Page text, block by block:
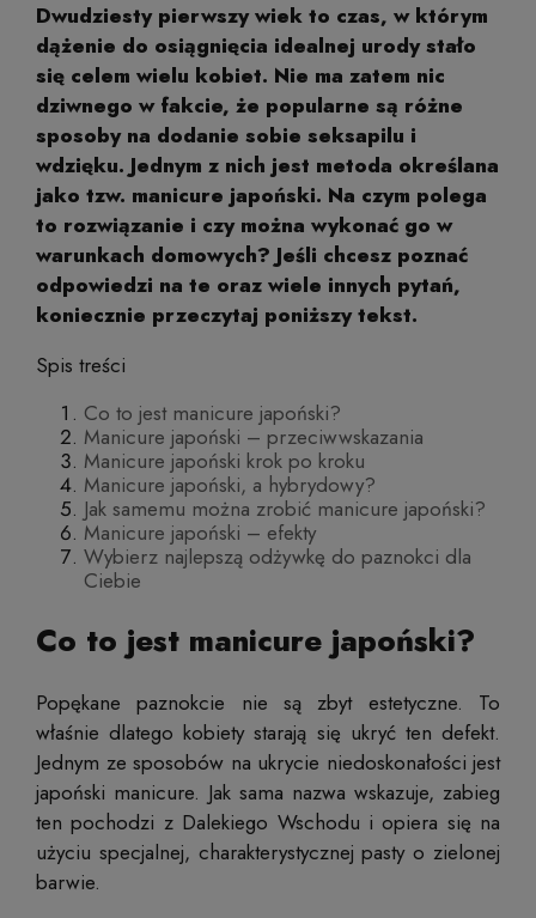
Dwudziesty pierwszy wiek to czas, w którym
dążenie do osiągnięcia idealnej urody stało
się celem wielu kobiet. Nie ma zatem nic
dziwnego w fakcie, że popularne są różne
sposoby na dodanie sobie seksapilu i
wdzięku. Jednym z nich jest metoda określana
jako tzw. manicure japoński. Na czym polega
to rozwiązanie i czy można wykonać go w
warunkach domowych? Jeśli chcesz poznać
odpowiedzi na te oraz wiele innych pytań,
koniecznie przeczytaj poniższy tekst.
Spis treści
Co to jest manicure japoński?
Manicure japoński – przeciwwskazania
Manicure japoński krok po kroku
Manicure japoński, a hybrydowy?
Jak samemu można zrobić manicure japoński?
Manicure japoński – efekty
Wybierz najlepszą odżywkę do paznokci dla
Ciebie
Co to jest manicure japoński?
Popękane paznokcie nie są zbyt estetyczne. To
właśnie dlatego kobiety starają się ukryć ten defekt.
Jednym ze sposobów na ukrycie niedoskonałości jest
japoński manicure. Jak sama nazwa wskazuje, zabieg
ten pochodzi z Dalekiego Wschodu i opiera się na
użyciu specjalnej, charakterystycznej pasty o zielonej
barwie.